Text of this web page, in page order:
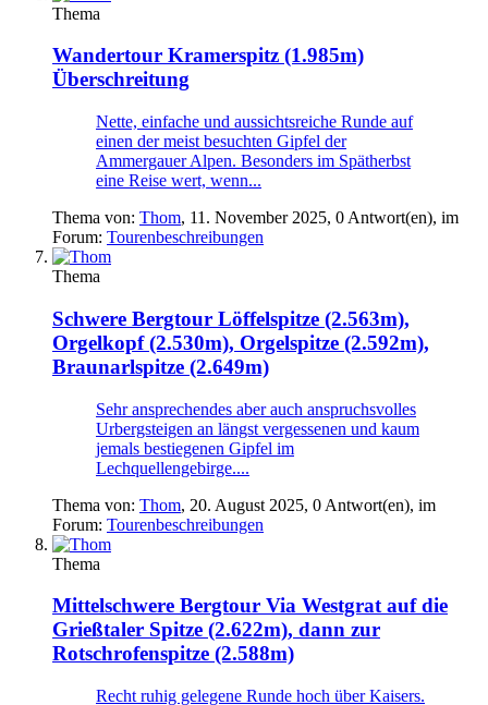
Thema
Wandertour Kramerspitz (1.985m)
Überschreitung
Nette, einfache und aussichtsreiche Runde auf
einen der meist besuchten Gipfel der
Ammergauer Alpen. Besonders im Spätherbst
eine Reise wert, wenn...
Thema von: Thom, 11. November 2025, 0 Antwort(en), im
Forum: Tourenbeschreibungen
Thema
Schwere Bergtour Löffelspitze (2.563m),
Orgelkopf (2.530m), Orgelspitze (2.592m),
Braunarlspitze (2.649m)
Sehr ansprechendes aber auch anspruchsvolles
Urbergsteigen an längst vergessenen und kaum
jemals bestiegenen Gipfel im
Lechquellengebirge....
Thema von: Thom, 20. August 2025, 0 Antwort(en), im
Forum: Tourenbeschreibungen
Thema
Mittelschwere Bergtour Via Westgrat auf die
Grießtaler Spitze (2.622m), dann zur
Rotschrofenspitze (2.588m)
Recht ruhig gelegene Runde hoch über Kaisers.